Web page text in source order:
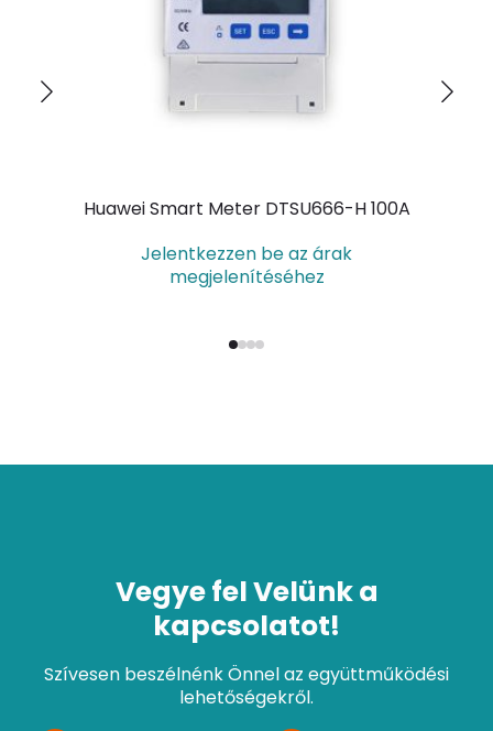
Huawei Smart Meter DTSU666-H 100A
Jelentkezzen be az árak
megjelenítéséhez
Vegye fel Velünk a
kapcsolatot!
Szívesen beszélnénk Önnel az együttműködési
lehetőségekről.